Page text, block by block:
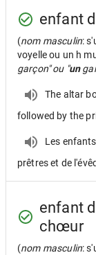
enfant
(nom masculin:
voyelle ou un h
garçon" ou "un
The altar
followed by the
Les
prêtres et de
enfant
chœur
(nom masculin: